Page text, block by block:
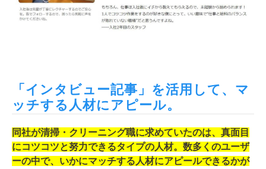
「インタビュー記事」を活用して、マ
ッチする人材にアピール。
同社が清掃・クリーニング職に求めていたのは、真面目
にコツコツと努力できるタイプの人材。数多くのユーザ
ーの中で、いかにマッチする人材にアピールできるかが